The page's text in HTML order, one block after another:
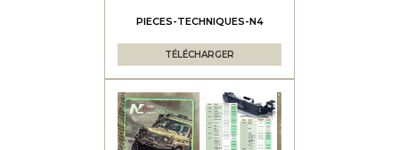
PIECES-TECHNIQUES-N4
TÉLÉCHARGER